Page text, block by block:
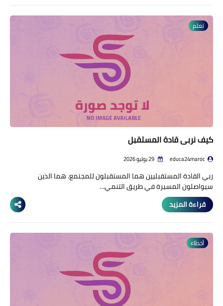
تعلم
كيف نربي قادة المستقبل
educa24maroc
ربي القادة المستقبليين هما المستقبلون للمجتمع. هما الذين
سيواصلون المسيرة في طريق التنمي…
قراءة المزيد
أخطاء